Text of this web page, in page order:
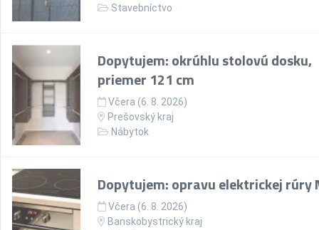
Stavebníctvo
Dopytujem: okrúhlu stolovú dosku,
priemer 121 cm
Včera (6. 8. 2026)
Prešovský kraj
Nábytok
Dopytujem: opravu elektrickej rúry
Včera (6. 8. 2026)
Banskobystrický kraj